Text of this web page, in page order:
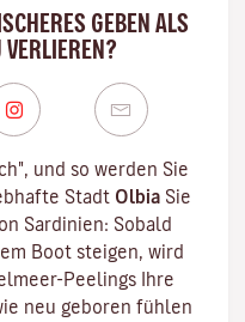
GEBEN ALS
und so werden Sie
Stadt Olbia Sie
Sardinien: Sobald
Boot steigen, wird
Peelings Ihre
neu geboren fühlen